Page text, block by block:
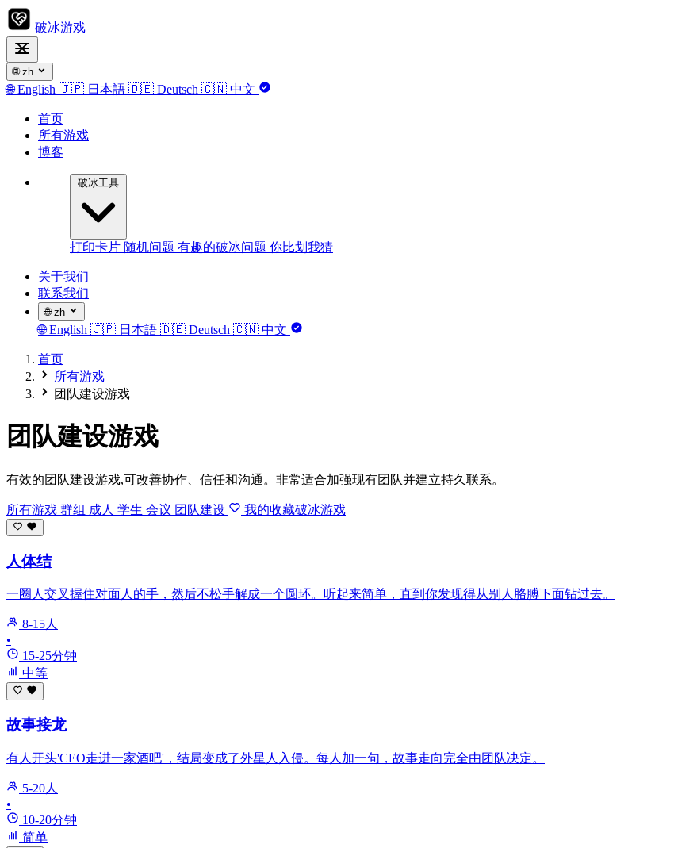
破冰游戏
🌐 zh
🌐 English 🇯🇵 日本語 🇩🇪 Deutsch 🇨🇳 中文
首页
所有游戏
博客
破冰工具
打印卡片 随机问题 有趣的破冰问题 你比划我猜
关于我们
联系我们
🌐 zh
🌐 English 🇯🇵 日本語 🇩🇪 Deutsch 🇨🇳 中文
首页
所有游戏
团队建设游戏
团队建设游戏
有效的团队建设游戏,可改善协作、信任和沟通。非常适合加强现有团队并建立持久联系。
所有游戏 群组 成人 学生 会议 团队建设 我的收藏破冰游戏
人体结
一圈人交叉握住对面人的手，然后不松手解成一个圆环。听起来简单，直到你发现得从别人胳膊下面钻过去。
8-15人
•
15-25分钟
中等
故事接龙
有人开头'CEO走进一家酒吧'，结局变成了外星人入侵。每人加一句，故事走向完全由团队决定。
5-20人
•
10-20分钟
简单